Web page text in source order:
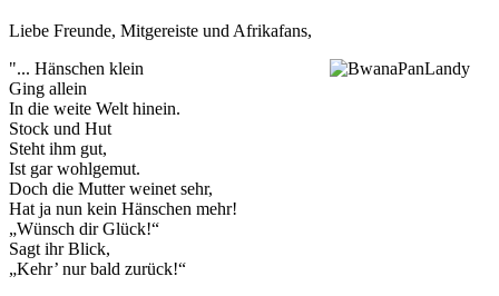
Liebe Freunde, Mitgereiste und Afrikafans,
"... Hänschen klein
Ging allein
In die weite Welt hinein.
Stock und Hut
Steht ihm gut,
Ist gar wohlgemut.
Doch die Mutter weinet sehr,
Hat ja nun kein Hänschen mehr!
„Wünsch dir Glück!“
Sagt ihr Blick,
„Kehr’ nur bald zurück!“